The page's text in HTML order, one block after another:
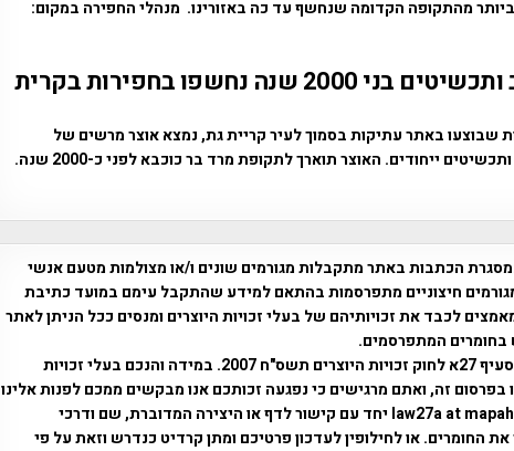
מהתקופה הקדומה שנחשף עד כה באזורינו. מנהלי החפירה במקום:
אוצר זהב ותכשיטים בני 2000 שנה נחשפו בחפירות בקרית
שבוצעו באתר עתיקות בסמוך לעיר קריית גת, נמצא אוצר מרשים של
מטבעות זהב ותכשיטים ייחודים. האוצר תוארך לתקופת מרד בר כוכבא לפני כ-2000 שנה.
הכתבות באתר מתקבלות מגורמים שונים ו/או מצולמות מטעם אנשי
חיצוניים מתפרסמות בהתאם למידע שהתקבל עימם במועד כתיבת
לכבד את זכויותיהם של בעלי זכויות היוצרים ומנסים ככל הניתן לאתר
בחומרים המתפרסמים.
השימוש נעשה על פי עדכון 5 לסעיף 27א לחוק זכויות היוצרים תשס"ח 2007. במידה והנכם בעלי זכויות
בפרסום זה, ואתם מרגישים כי נפגעה זכותכם אנו מבקשים ממכם לפנות אלינו
באמצעות דואר אלקטרוני law27a at mapah.co.il יחד עם קישור לדף או היצירה המדוברת, שם ודרכי
החומרים. או לחילופין לעדכון פרטיכם ומתן קרדיט כנדרש וזאת על פי